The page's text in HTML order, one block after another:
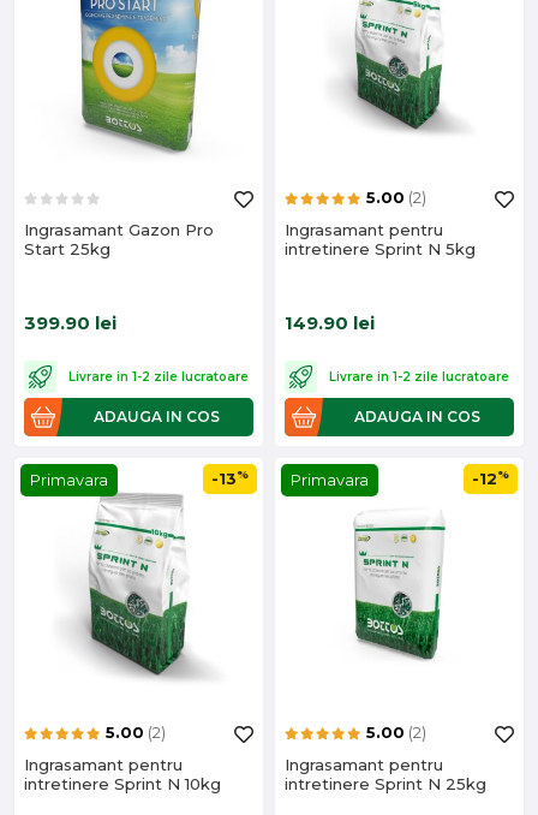
Ingrasamant Gazon Pro
Start 25kg
399.90 lei
Livrare in 1-2 zile lucratoare
ADAUGA IN COS
5.00 (2)
Ingrasamant pentru
intretinere Sprint N 5kg
149.90 lei
Livrare in 1-2 zile lucratoare
ADAUGA IN COS
-13%
Primavara
5.00 (2)
Ingrasamant pentru
intretinere Sprint N 10kg
-12%
Primavara
5.00 (2)
Ingrasamant pentru
intretinere Sprint N 25kg